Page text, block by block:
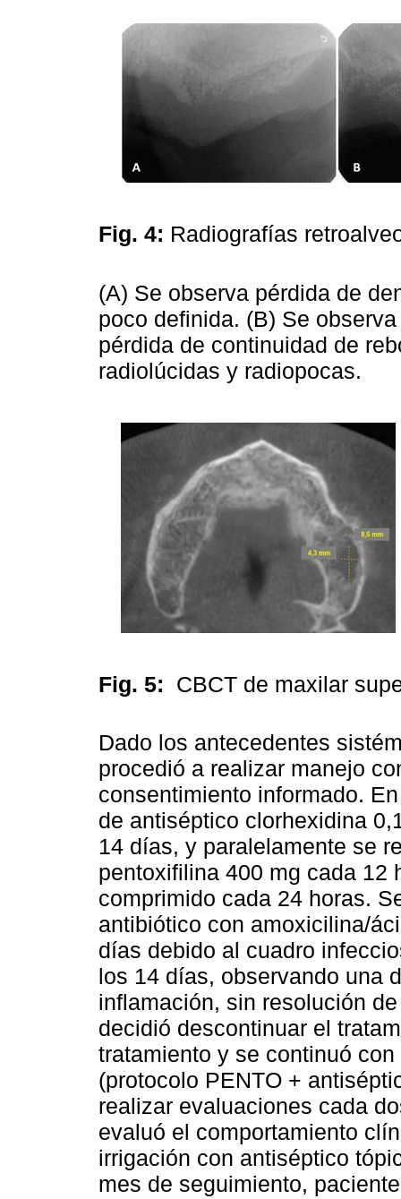
Fig. 4: Radiografías
(A) Se observa pérdida de
poco definida. (B) Se
pérdida de continuidad de
radiolúcidas y radiopocas.
Fig. 5: CBCT de maxilar
Dado los antecedentes
procedió a realizar manejo
consentimiento informado.
de antiséptico clorhexidina
14 días, y paralelamente se
pentoxifilina 400 mg cada 12
comprimido cada 24 horas.
antibiótico con amoxicilina/
días debido al cuadro
los 14 días, observando una
inflamación, sin resolución
decidió descontinuar el
tratamiento y se continuó
(protocolo PENTO +
realizar evaluaciones cada
evaluó el comportamiento
irrigación con antiséptico
mes de seguimiento,